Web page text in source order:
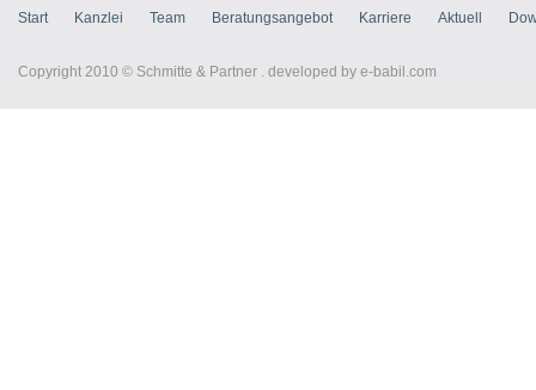
Start Kanzlei Team Beratungsangebot Karriere Aktuell
Copyright 2010 © Schmitte & Partner . developed by e-babil.com